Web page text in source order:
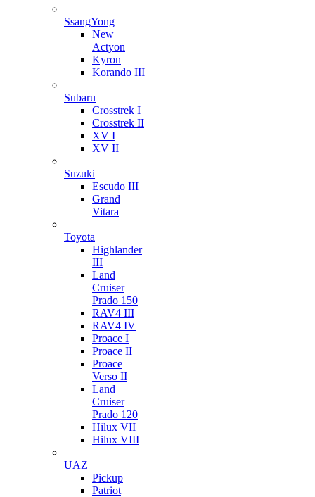
SsangYong
New
Actyon
Kyron
Korando III
Subaru
Crosstrek I
Crosstrek II
XV I
XV II
Suzuki
Escudo III
Grand
Vitara
Toyota
Highlander
III
Land
Cruiser
Prado 150
RAV4 III
RAV4 IV
Proace I
Proace II
Proace
Verso II
Land
Cruiser
Prado 120
Hilux VII
Hilux VIII
UAZ
Pickup
Patriot